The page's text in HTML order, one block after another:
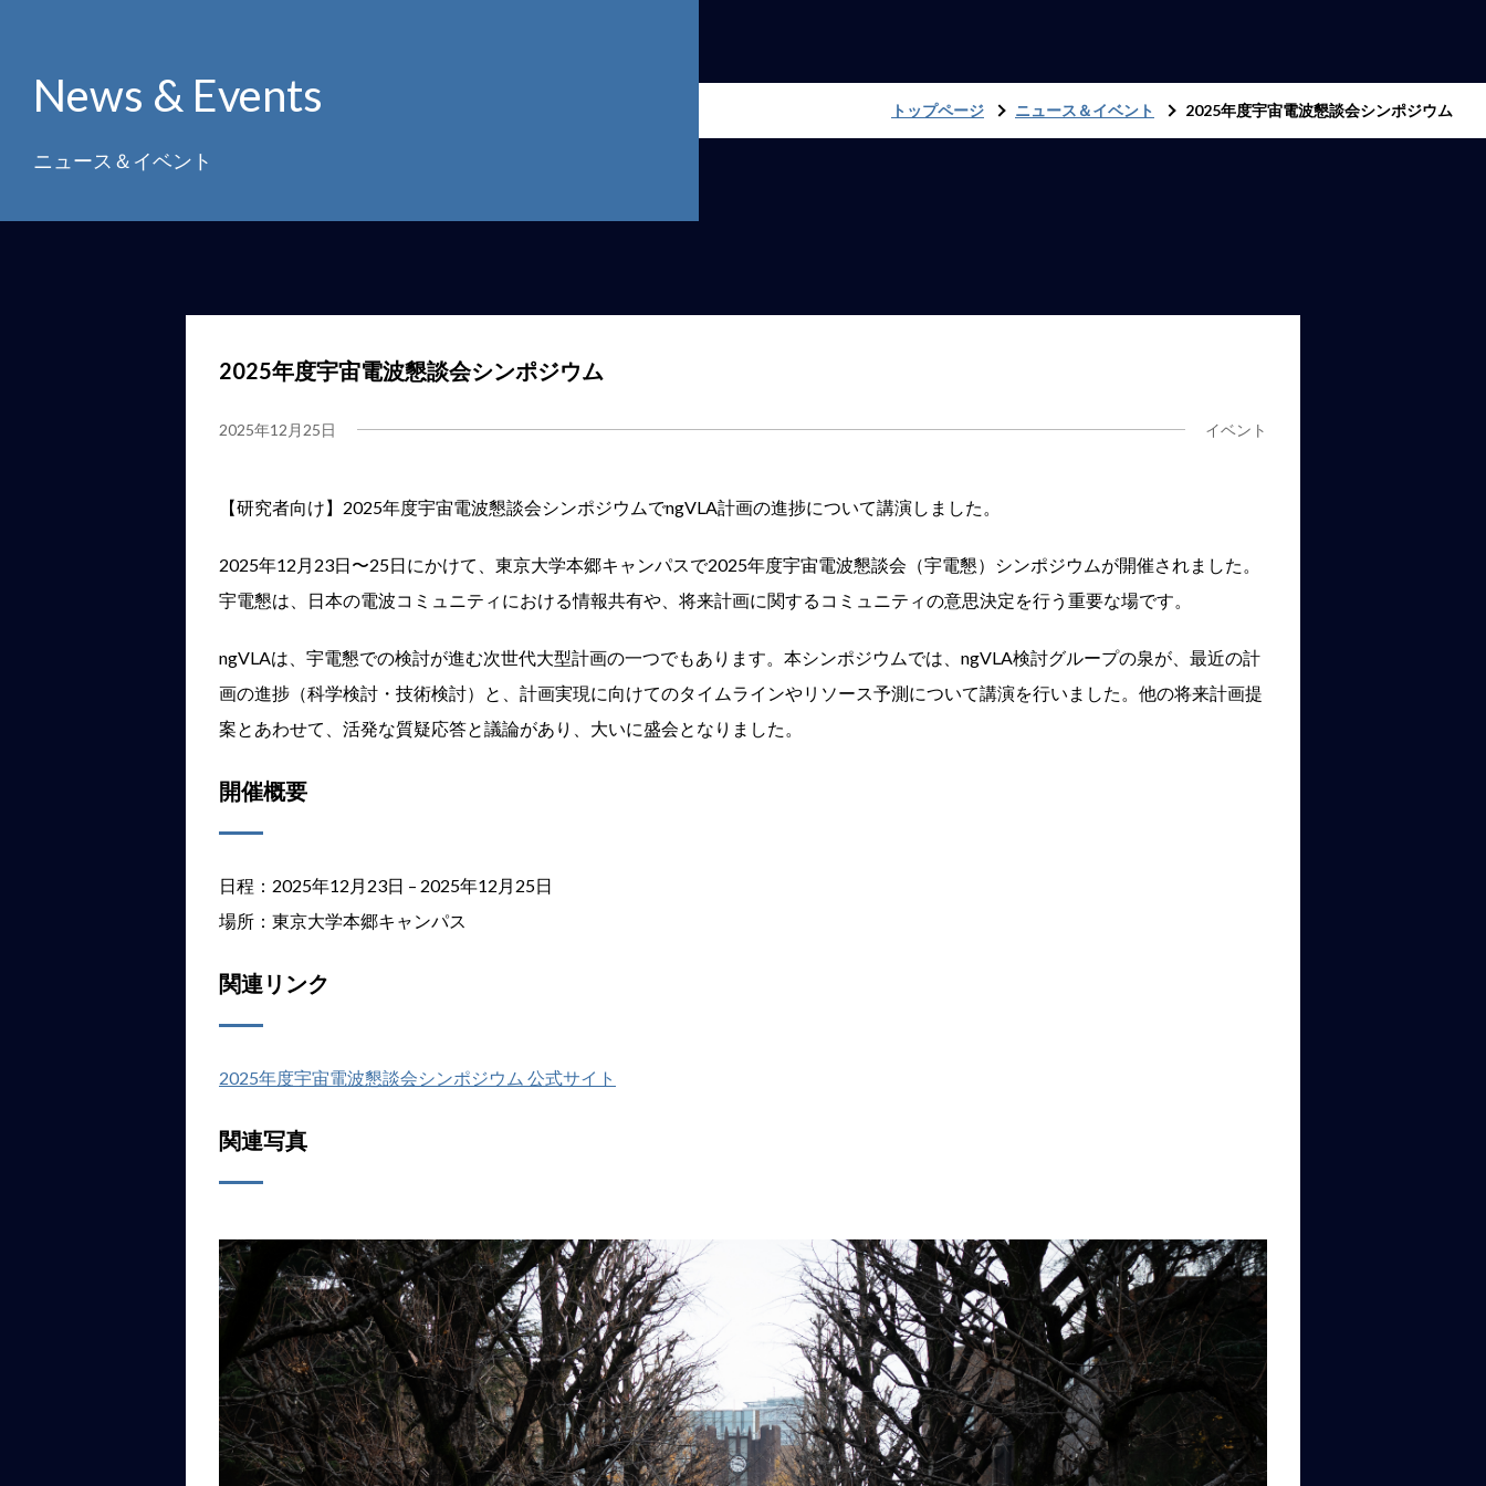
News & Events
ニュース＆イベント
トップページ ニュース＆イベント 2025年度宇宙電波懇談会シンポジウム
2025年度宇宙電波懇談会シンポジウム
2025年12月25日 イベント
【研究者向け】2025年度宇宙電波懇談会シンポジウムでngVLA計画の進捗について講演しました。
2025年12月23日〜25日にかけて、東京大学本郷キャンパスで2025年度宇宙電波懇談会（宇電懇）シンポジウムが開催されました。
宇電懇は、日本の電波コミュニティにおける情報共有や、将来計画に関するコミュニティの意思決定を行う重要な場です。
ngVLAは、宇電懇での検討が進む次世代大型計画の一つでもあります。本シンポジウムでは、ngVLA検討グループの泉が、最近の計
画の進捗（科学検討・技術検討）と、計画実現に向けてのタイムラインやリソース予測について講演を行いました。他の将来計画提
案とあわせて、活発な質疑応答と議論があり、大いに盛会となりました。
開催概要
日程：2025年12月23日 – 2025年12月25日
場所：東京大学本郷キャンパス
関連リンク
2025年度宇宙電波懇談会シンポジウム 公式サイト
関連写真